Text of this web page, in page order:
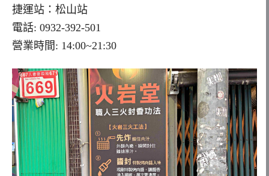
捷運站：松山站
電話: 0932-392-501
營業時間: 14:00~21:30